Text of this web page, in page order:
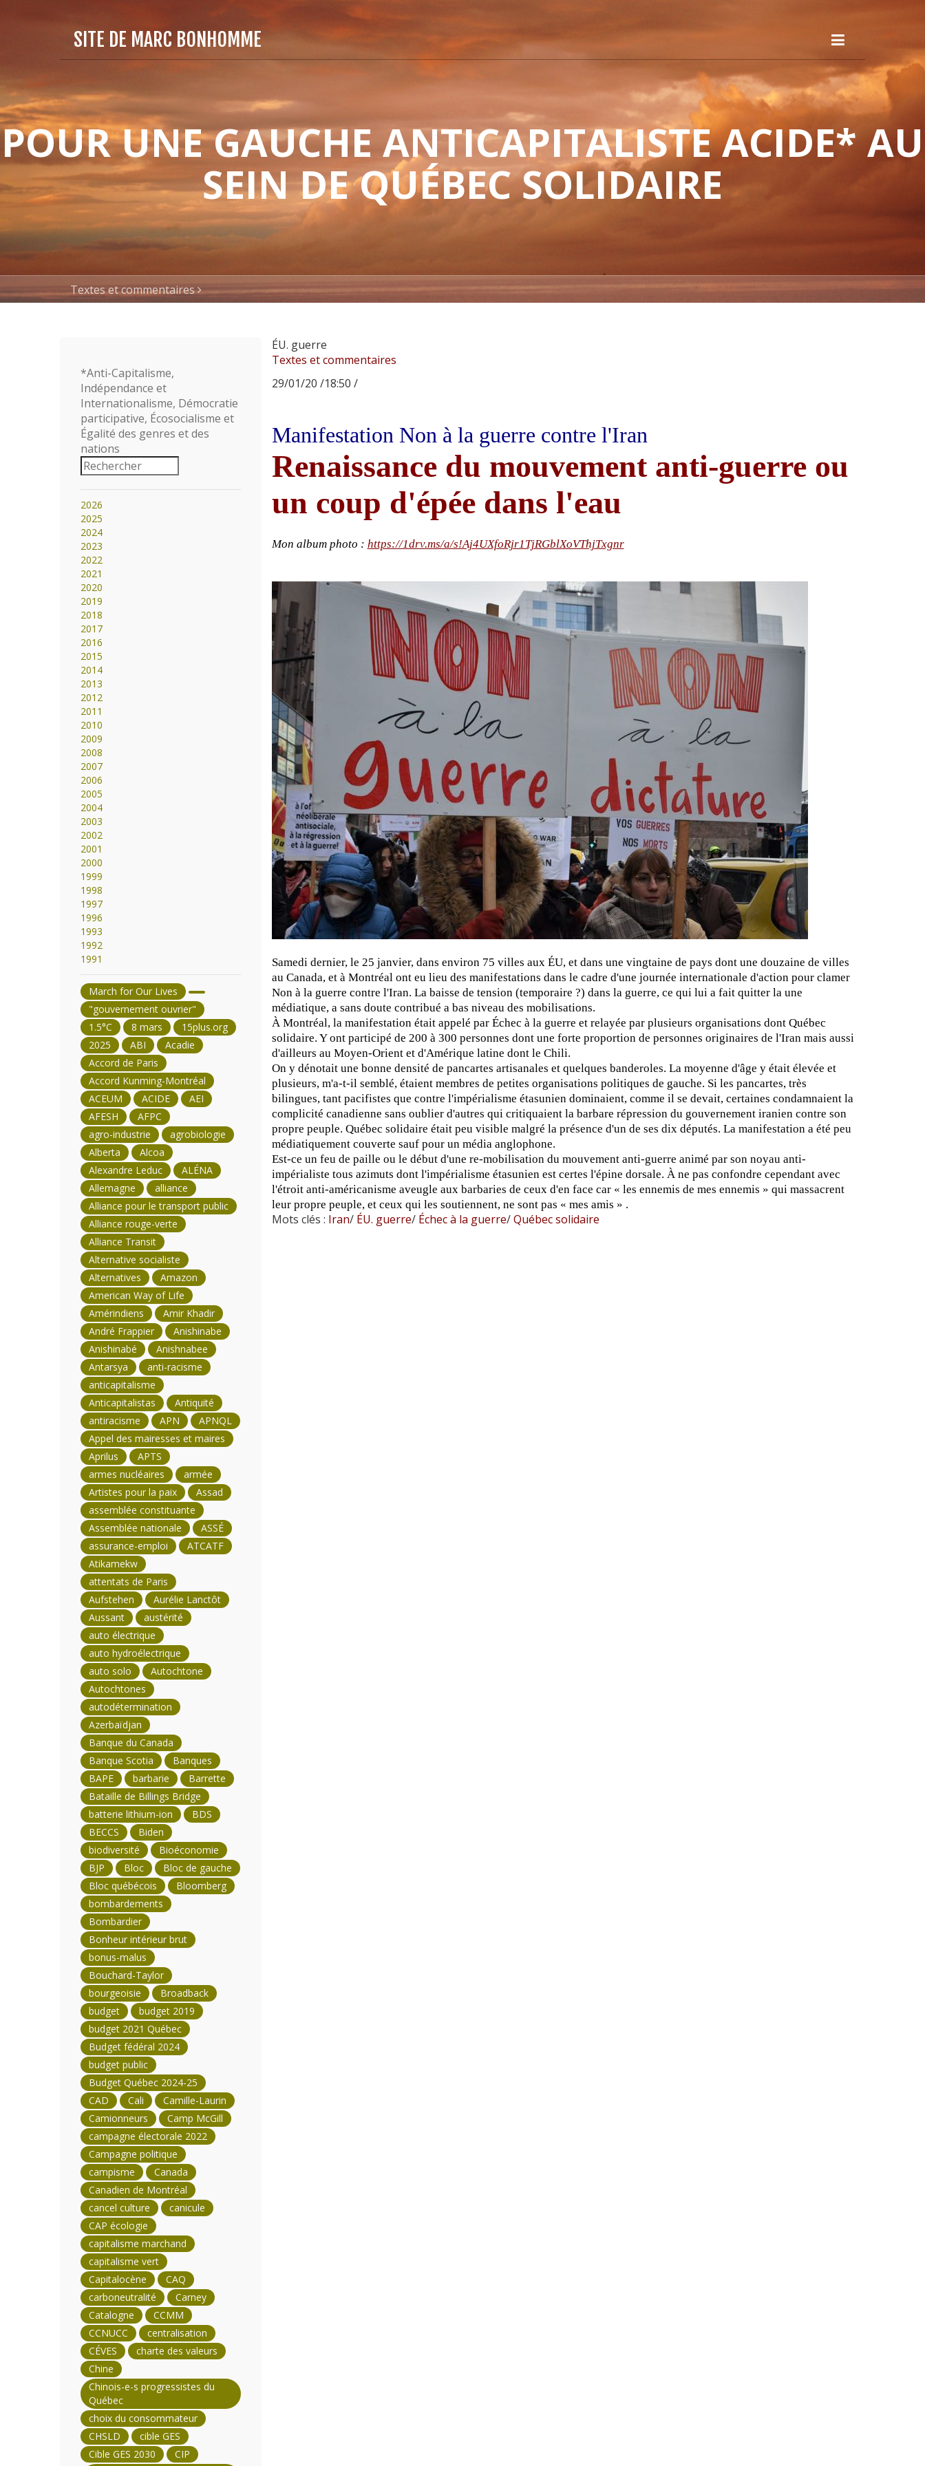
SITE DE MARC BONHOMME
POUR UNE GAUCHE ANTICAPITALISTE ACIDE* AU
SEIN DE QUÉBEC SOLIDAIRE
Textes et commentaires
ÉU. guerre
Textes et commentaires
29/01/20 /18:50 /
Manifestation Non à la guerre contre l'Iran
Renaissance du mouvement anti-guerre ou
un coup d'épée dans l'eau
Mon album photo : https://1drv.ms/a/s!Aj4UXfoRjr1TjRGblXoVThjTxgnr
Samedi dernier, le 25 janvier, dans environ 75 villes aux ÉU, et dans une vingtaine de pays dont une douzaine de villes
au Canada, et à Montréal ont eu lieu des manifestations dans le cadre d'une journée internationale d'action pour clamer
Non à la guerre contre l'Iran. La baisse de tension (temporaire ?) dans la guerre, ce qui lui a fait quitter la une
médiatique, a sans doute contribué a bas niveau des mobilisations.
À Montréal, la manifestation était appelé par Échec à la guerre et relayée par plusieurs organisations dont Québec
solidaire. Y ont participé de 200 à 300 personnes dont une forte proportion de personnes originaires de l'Iran mais aussi
d'ailleurs au Moyen-Orient et d'Amérique latine dont le Chili.
On y dénotait une bonne densité de pancartes artisanales et quelques banderoles. La moyenne d'âge y était élevée et
plusieurs, m'a-t-il semblé, étaient membres de petites organisations politiques de gauche. Si les pancartes, très
bilingues, tant pacifistes que contre l'impérialisme étasunien dominaient, comme il se devait, certaines condamnaient la
complicité canadienne sans oublier d'autres qui critiquaient la barbare répression du gouvernement iranien contre son
propre peuple. Québec solidaire était peu visible malgré la présence d'un de ses dix députés. La manifestation a été peu
médiatiquement couverte sauf pour un média anglophone.
Est-ce un feu de paille ou le début d'une re-mobilisation du mouvement anti-guerre animé par son noyau anti-
impérialiste tous azimuts dont l'impérialisme étasunien est certes l'épine dorsale. À ne pas confondre cependant avec
l'étroit anti-américanisme aveugle aux barbaries de ceux d'en face car « les ennemis de mes ennemis » qui massacrent
leur propre peuple, et ceux qui les soutiennent, ne sont pas « mes amis » .
Mots clés : Iran/ÉU. guerre/Échec à la guerre/Québec solidaire
*Anti-Capitalisme,
Indépendance et
Internationalisme, Démocratie
participative, Écosocialisme et
Égalité des genres et des
nations
2026
2025
2024
2023
2022
2021
2020
2019
2018
2017
2016
2015
2014
2013
2012
2011
2010
2009
2008
2007
2006
2005
2004
2003
2002
2001
2000
1999
1998
1997
1996
1993
1992
1991
March for Our Lives
"gouvernement ouvrier"
1.5°C
8 mars
15plus.org
2025
ABI
Acadie
Accord de Paris
Accord Kunming-Montréal
ACEUM
ACIDE
AEI
AFESH
AFPC
agro-industrie
agrobiologie
Alberta
Alcoa
Alexandre Leduc
ALÉNA
Allemagne
alliance
Alliance pour le transport public
Alliance rouge-verte
Alliance Transit
Alternative socialiste
Alternatives
Amazon
American Way of Life
Amérindiens
Amir Khadir
André Frappier
Anishinabe
Anishinabé
Anishnabee
Antarsya
anti-racisme
anticapitalisme
Anticapitalistas
Antiquité
antiracisme
APN
APNQL
Appel des mairesses et maires
Aprilus
APTS
armes nucléaires
armée
Artistes pour la paix
Assad
assemblée constituante
Assemblée nationale
ASSÉ
assurance-emploi
ATCATF
Atikamekw
attentats de Paris
Aufstehen
Aurélie Lanctôt
Aussant
austérité
auto électrique
auto hydroélectrique
auto solo
Autochtone
Autochtones
autodétermination
Azerbaïdjan
Banque du Canada
Banque Scotia
Banques
BAPE
barbarie
Barrette
Bataille de Billings Bridge
batterie lithium-ion
BDS
BECCS
Biden
biodiversité
Bioéconomie
BJP
Bloc
Bloc de gauche
Bloc québécois
Bloomberg
bombardements
Bombardier
Bonheur intérieur brut
bonus-malus
Bouchard-Taylor
bourgeoisie
Broadback
budget
budget 2019
budget 2021 Québec
Budget fédéral 2024
budget public
Budget Québec 2024-25
CAD
Cali
Camille-Laurin
Camionneurs
Camp McGill
campagne électorale 2022
Campagne politique
campisme
Canada
Canadien de Montréal
cancel culture
canicule
CAP écologie
capitalisme marchand
capitalisme vert
Capitalocène
CAQ
carboneutralité
Carney
Catalogne
CCMM
CCNUCC
centralisation
CÉVES
charte des valeurs
Chine
Chinois-e-s progressistes du
Québec
choix du consommateur
CHSLD
cible GES
Cible GES 2030
CIP